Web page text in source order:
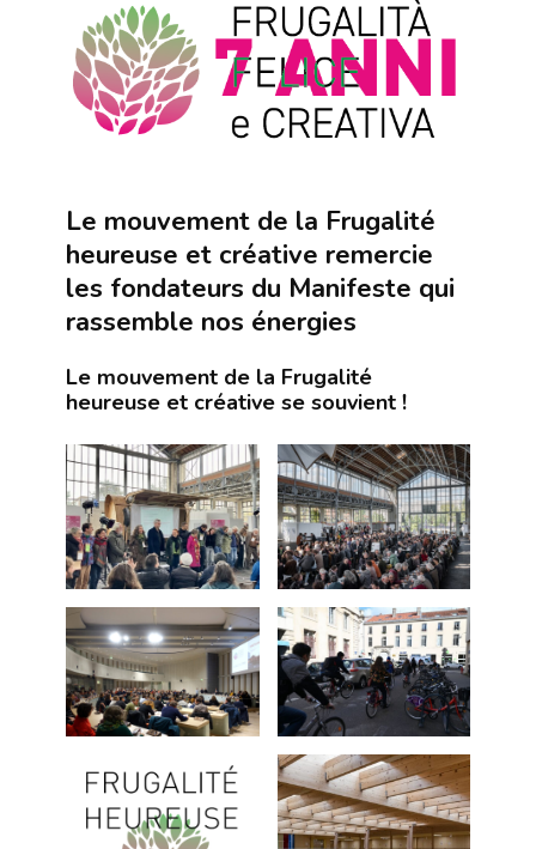
Le mouvement de la Frugalité
heureuse et créative remercie
les fondateurs du Manifeste qui
rassemble nos énergies
Le mouvement de la Frugalité
heureuse et créative se souvient !